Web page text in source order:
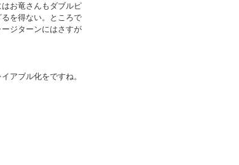
お竜さんもダブルピ
を得ない。ところで
ジターンにはさすが
アブル化をですね。